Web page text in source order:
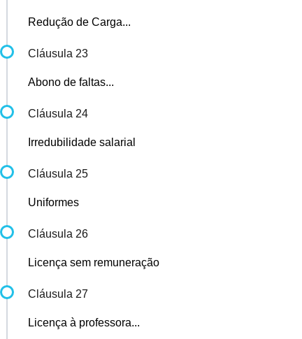
Redução de Carga...
Cláusula 23
Abono de faltas...
Cláusula 24
Irredubilidade salarial
Cláusula 25
Uniformes
Cláusula 26
Licença sem remuneração
Cláusula 27
Licença à professora...